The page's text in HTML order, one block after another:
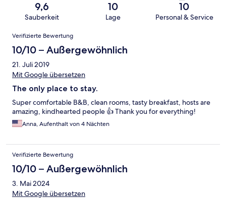
9,6
Sauberkeit
10
Lage
10
Personal & Service
Bewertungen
Verifizierte Bewertung
10/10 – Außergewöhnlich
21. Juli 2019
Mit Google übersetzen
The only place to stay.
Super comfortable B&B, clean rooms, tasty breakfast, hosts are
amazing, kindhearted people 👍 Thank you for everything!
Anna, Aufenthalt von 4 Nächten
Verifizierte Bewertung
10/10 – Außergewöhnlich
3. Mai 2024
Mit Google übersetzen